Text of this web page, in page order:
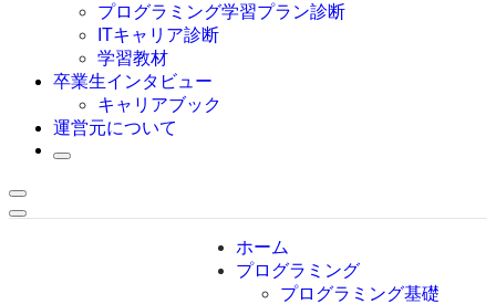
Ruby
その他言語
プログラミング学習プラン診断
ITキャリア診断
学習教材
卒業生インタビュー
キャリアブック
運営元について
ホーム
プログラミング
プログラミング基礎